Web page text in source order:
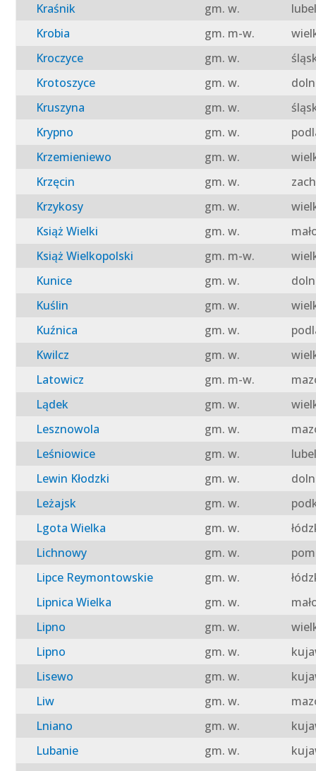
Kraśnik
gm. w.
Krobia
gm. m-w.
Kroczyce
gm. w.
Krotoszyce
gm. w.
Kruszyna
gm. w.
Krypno
gm. w.
Krzemieniewo
gm. w.
Krzęcin
gm. w.
Krzykosy
gm. w.
Książ Wielki
gm. w.
Książ Wielkopolski
gm. m-w.
Kunice
gm. w.
Kuślin
gm. w.
Kuźnica
gm. w.
Kwilcz
gm. w.
Latowicz
gm. m-w.
Lądek
gm. w.
Lesznowola
gm. w.
Leśniowice
gm. w.
Lewin Kłodzki
gm. w.
Leżajsk
gm. w.
Lgota Wielka
gm. w.
Lichnowy
gm. w.
Lipce Reymontowskie
gm. w.
Lipnica Wielka
gm. w.
Lipno
gm. w.
Lipno
gm. w.
Lisewo
gm. w.
Liw
gm. w.
Lniano
gm. w.
Lubanie
gm. w.